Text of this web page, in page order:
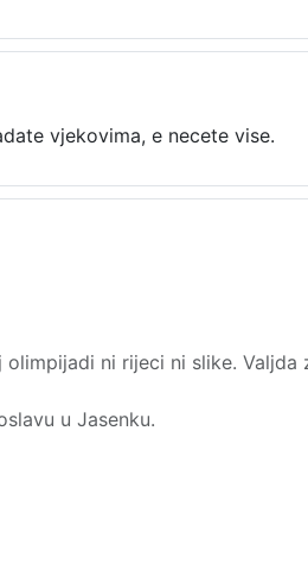
vjekovima, e necete vise.
ni rijeci ni slike.
u Jasenku.